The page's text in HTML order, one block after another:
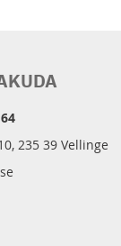
235 39 Vellinge